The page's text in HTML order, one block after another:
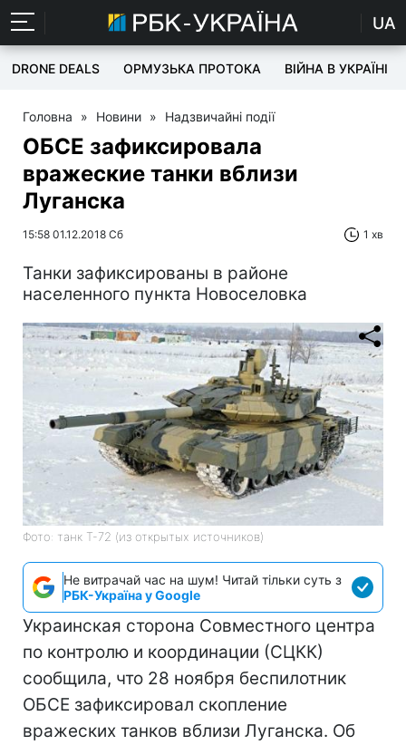
UA
DRONE DEALS ОРМУЗЬКА ПРОТОКА ВІЙНА В УКРАЇНІ
Головна » Новини » Надзвичайні події
ОБСЕ зафиксировала
вражеские танки вблизи
Луганска
15:58 01.12.2018 Сб 1 хв
Танки зафиксированы в районе
населенного пункта Новоселовка
Фото: танк Т-72 (из открытых источников)
Не витрачай час на шум! Читай тільки суть з
РБК-Україна у Google
Украинская сторона Совместного центра
по контролю и координации (СЦКК)
сообщила, что 28 ноября беспилотник
ОБСЕ зафиксировал скопление
вражеских танков вблизи Луганска. Об